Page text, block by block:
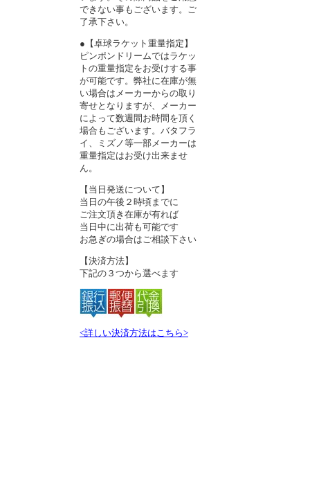
できない事もございます。ご
了承下さい。
●【卓球ラケット重量指定】
ピンポンドリームではラケッ
トの重量指定をお受けする事
が可能です。弊社に在庫が無
い場合はメーカーからの取り
寄せとなりますが、メーカー
によって数週間お時間を頂く
場合もございます。バタフラ
イ、ミズノ等一部メーカーは
重量指定はお受け出来ませ
ん。
【当日発送について】
当日の午後２時頃までに
ご注文頂き在庫が有れば
当日中に出荷も可能です
お急ぎの場合はご相談下さい
【決済方法】
下記の３つから選べます
<詳しい決済方法はこちら>